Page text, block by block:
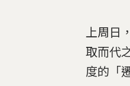
上周日
取而代
度的「